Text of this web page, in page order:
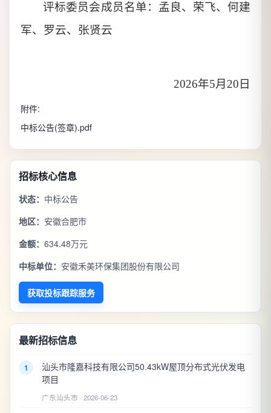
评标委员会成员名单：孟良、荣飞、何建
军、罗云、张贤云
2026年5月 20 日
附件:
中标公告(签章).pdf
招标核心信息
状态： 中标公告
地区： 安徽合肥市
金额： 634.48万元
中标单位： 安徽禾美环保集团股份有限公司
获取投标跟踪服务
最新招标信息
1
汕头市隆嘉科技有限公司50.43kW屋顶分布式光伏发电
项目
广东汕头市 · 2026-06-23